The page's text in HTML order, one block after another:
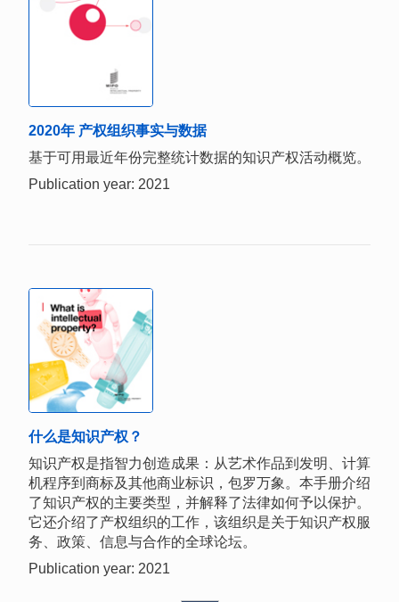
2020年 产权组织事实与数据
基于可用最近年份完整统计数据的知识产权活动概览。
Publication year: 2021
什么是知识产权？
知识产权是指智力创造成果：从艺术作品到发明、计算
机程序到商标及其他商业标识，包罗万象。本手册介绍
了知识产权的主要类型，并解释了法律如何予以保护。
它还介绍了产权组织的工作，该组织是关于知识产权服
务、政策、信息与合作的全球论坛。
Publication year: 2021